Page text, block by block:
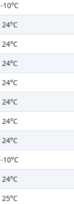
-10°C
24°C
24°C
24°C
24°C
24°C
24°C
24°C
-10°C
24°C
25°C